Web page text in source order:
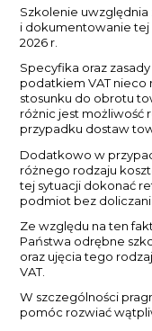
Szkolenie
i dokumentowanie tej
2026 r.
Specyfika oraz
podatkiem VAT nieco
stosunku do obrotu
różnic jest możliwość
przypadku dostaw
Dodatkowo w
różnego rodzaju
tej sytuacji dokonać
podmiot bez
Ze względu na ten
Państwa odrębne
oraz ujęcia tego
VAT.
W szczególności
pomóc rozwiać